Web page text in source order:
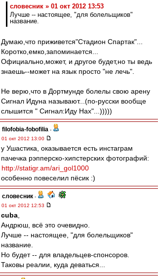
словесник » 01 окт 2012 13:53
Лучше -- настоящее, "для болельщиков"
название.
Думаю,что приживется"Стадион Спартак"...
Коротко,емко,запоминается...
Официально,может, и другое будет,но ты ведь
знаешь--может на язык просто "не лечь".
Не верю,что в Дортмунде болелы свою арену
Сигнал Идуна называют...(по-русски вообще
слышится " Сигнал:Иду Нах"...)))))
filofobia-fobofilia -
01 окт 2012 13:00
у Ушастика, оказывается есть инстаграм
пачечка рэпперско-хипстерских фотографий:
http://statigr.am/ari_gol1000
особенно повеселил пёсик :)
словесник -
01 окт 2012 12:53
cuba
Андрюш, всё это очевидно.
Лучше -- настоящее, "для болельщиков"
название.
Но будет -- для владельцев-спонсоров.
Таковы реалии, куда деваться...